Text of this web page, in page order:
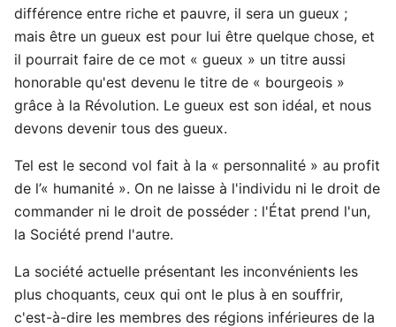
différence entre riche et pauvre, il sera un gueux ;
mais être un gueux est pour lui être quelque chose, et
il pourrait faire de ce mot « gueux » un titre aussi
honorable qu'est devenu le titre de « bourgeois »
grâce à la Révolution. Le gueux est son idéal, et nous
devons devenir tous des gueux.
Tel est le second vol fait à la « personnalité » au profit
de l’« humanité ». On ne laisse à l'individu ni le droit de
commander ni le droit de posséder : l'État prend l'un,
la Société prend l'autre.
La société actuelle présentant les inconvénients les
plus choquants, ceux qui ont le plus à en souffrir,
c'est-à-dire les membres des régions inférieures de la